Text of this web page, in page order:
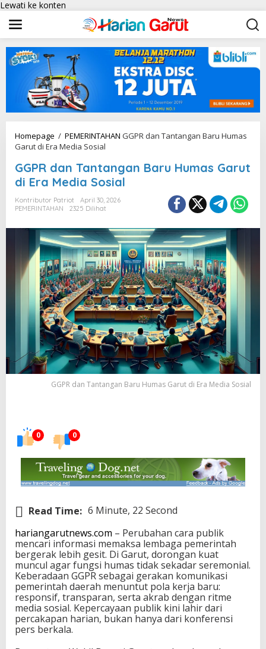
Lewati ke konten
Homepage / PEMERINTAHAN GGPR dan Tantangan Baru Humas
Garut di Era Media Sosial
GGPR dan Tantangan Baru Humas Garut
di Era Media Sosial
Kontributor Patriot
April 30, 2026
PEMERINTAHAN
2325 Dilihat
GGPR dan Tantangan Baru Humas Garut di Era Media Sosial
0 0
Read Time: 6 Minute, 22 Second
hariangarutnews.com – Perubahan cara publik
mencari informasi memaksa lembaga pemerintah
bergerak lebih gesit. Di Garut, dorongan kuat
muncul agar fungsi humas tidak sekadar seremonial.
Keberadaan GGPR sebagai gerakan komunikasi
pemerintah daerah menuntut pola kerja baru:
responsif, transparan, serta akrab dengan ritme
media sosial. Kepercayaan publik kini lahir dari
percakapan harian, bukan hanya dari konferensi
pers berkala.